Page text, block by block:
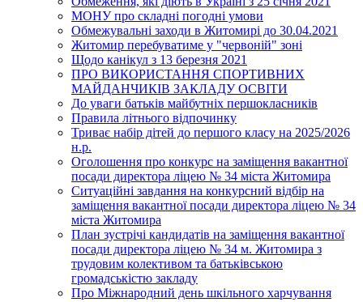
МОНУ про складні погодні умови
Обмежувальні заходи в Житомирі до 30.04.2021
Житомир перебуватиме у "червоній" зоні
Щодо канікул з 13 березня 2021
ПРО ВИКОРИСТАННЯ СПОРТИВНИХ
МАЙДАНЧИКІВ ЗАКЛАДУ ОСВІТИ
До уваги батьків майбутніх першокласників
Правила літнього відпочинку
Триває набір дітей до першого класу на 2025/2026
н.р.
Оголошення про конкурс на заміщення вакантної
посади директора ліцею № 34 міста Житомира
Ситуаційні завдання на конкурсний відбір на
заміщення вакантної посади директора ліцею № 34
міста Житомира
План зустрічі кандидатів на заміщення вакантної
посади директора ліцею № 34 м. Житомира з
трудовим колективом та батьківською
громадськістю закладу
Про Міжнародний день шкільного харчування